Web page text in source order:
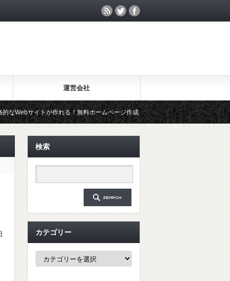
運営会社
作れる！無料ホームページ作成ツール「Wix」を試してみた 20年先
検索
カテゴリー
カ